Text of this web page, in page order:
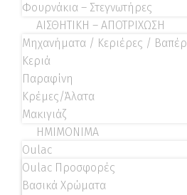
Φουρνάκια – Στεγνωτήρες
ΑΙΣΘΗΤΙΚΗ – ΑΠΟΤΡΙΧΩΣΗ
Μηχανήματα / Κεριέρες / Βαπέρ
Κεριά
Παραφίνη
Κρέμες/Άλατα
Μακιγιάζ
ΗΜΙΜΟΝΙΜΑ
Oulac
Oulac Προσφορές
Βασικά Χρώματα